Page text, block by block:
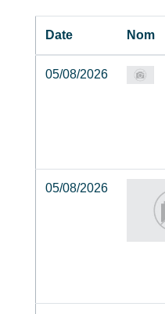
Date Nom
05/08/2026
05/08/2026